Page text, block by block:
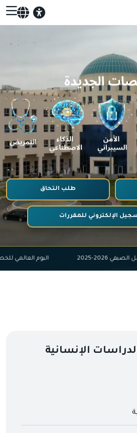
طلب التحاق
الإلكتروني للمقررات
الفصل الصيفي 2026-2025 اليوم
الإنسانية